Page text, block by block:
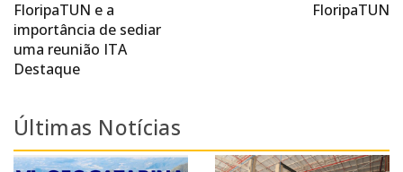
FloripaTUN e a
importância de sediar
uma reunião ITA
Destaque
FloripaTUN
Últimas Notícias